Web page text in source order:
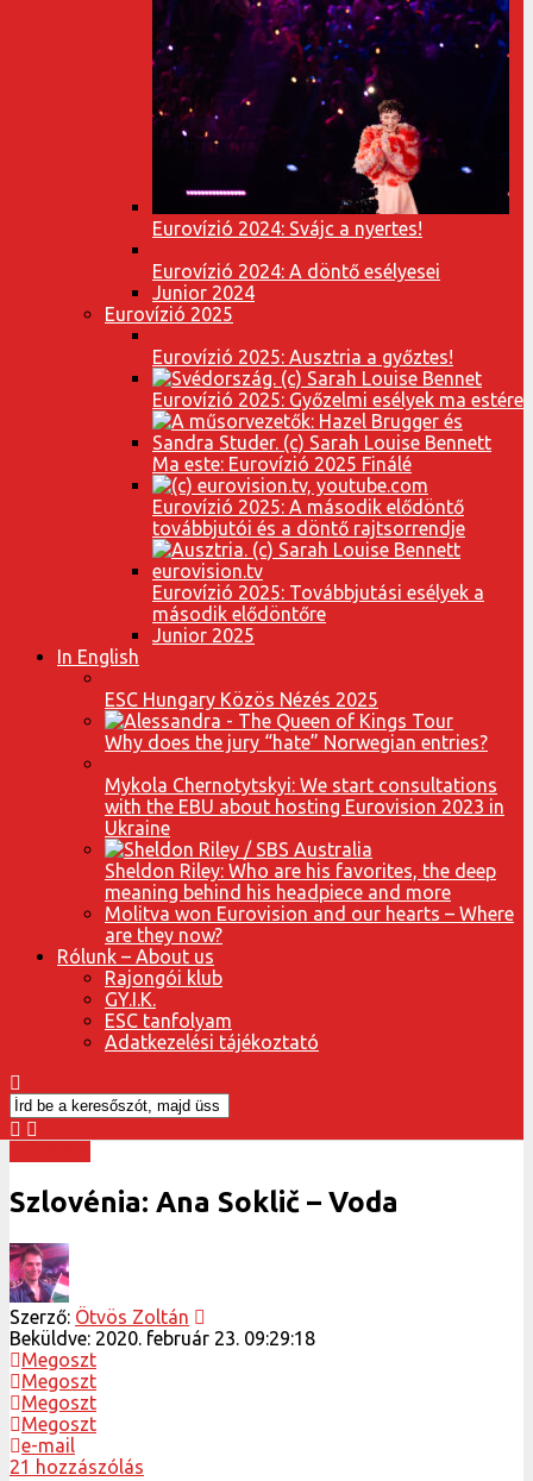
Eurovízió 2024: Svájc a nyertes!
Eurovízió 2024: A döntő esélyesei
Junior 2024
Eurovízió 2025
Eurovízió 2025: Ausztria a győztes!
Eurovízió 2025: Győzelmi esélyek ma estére
Ma este: Eurovízió 2025 Finálé
Eurovízió 2025: A második elődöntő
továbbjutói és a döntő rajtsorrendje
Eurovízió 2025: Továbbjutási esélyek a
második elődöntőre
Junior 2025
In English
ESC Hungary Közös Nézés 2025
Why does the jury “hate” Norwegian entries?
Mykola Chernotytskyi: We start consultations
with the EBU about hosting Eurovision 2023 in
Ukraine
Sheldon Riley: Who are his favorites, the deep
meaning behind his headpiece and more
Molitva won Eurovision and our hearts – Where
are they now?
Rólunk – About us
Rajongói klub
GY.I.K.
ESC tanfolyam
Adatkezelési tájékoztató
Szlovénia: Ana Soklič – Voda
Szerző: Ötvös Zoltán
Beküldve: 2020. február 23. 09:29:18
Megoszt
Megoszt
Megoszt
Megoszt
e-mail
21 hozzászólás